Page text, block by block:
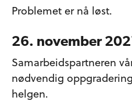
Problemet er nå løst.
26. november
Samarbeidspartneren
nødvendig
helgen.